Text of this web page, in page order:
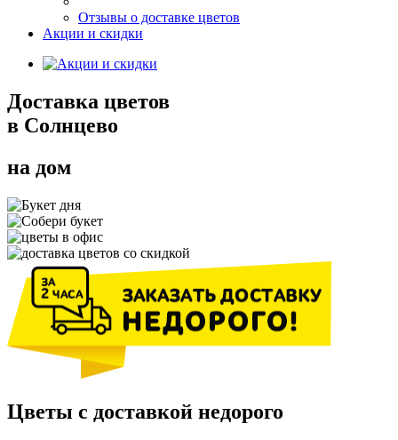
Отзывы о доставке цветов
Акции и скидки
Доставка цветов
в Солнцево
на дом
Цветы с доставкой недорого